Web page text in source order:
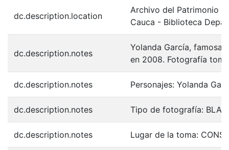
dc.description.location
Archivo del Patrimonio
Cauca - Biblioteca
dc.description.notes
Yolanda García, famosa
en 2008. Fotografía
dc.description.notes Personajes: Yolanda
dc.description.notes Tipo de fotografía:
dc.description.notes Lugar de la toma: